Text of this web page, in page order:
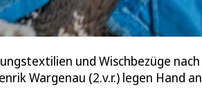
und Wischbezüge
Wargenau (2.v.r.) legen Hand